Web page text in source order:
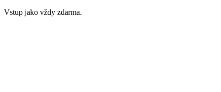
Vstup jako vždy zdarma.